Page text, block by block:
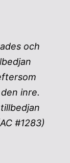
och
inre.
#1283)